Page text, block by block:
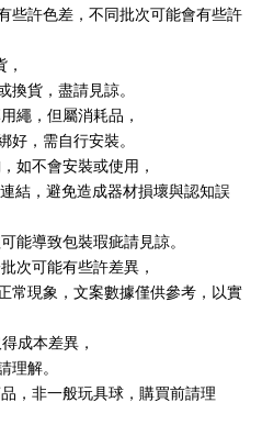
些許色差，不同批次可能會有些許
換貨，盡請見諒。
繩，但屬消耗品，
好，需自行安裝。
如不會安裝或使用，
結，避免造成器材損壞與認知誤
能導致包裝瑕疵請見諒。
次可能有些許差異，
常現象，文案數據僅供參考，以實
成本差異，
理解。
，非一般玩具球，購買前請理